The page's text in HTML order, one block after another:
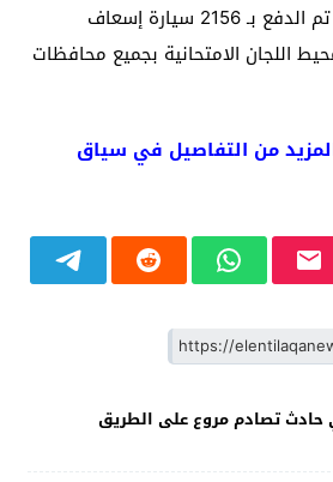
ومن الجدير بالذكر فقد تم الدفع بـ 2156 سيارة إسعاف
اللجان الامتحانية بجميع محافظات
من التفاصيل في سياق
في حادث تصادم مروع على الطريق